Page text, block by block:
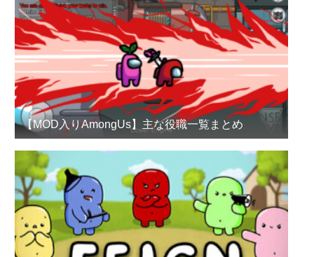
【MOD入りAmongUs】主な役職一覧まとめ